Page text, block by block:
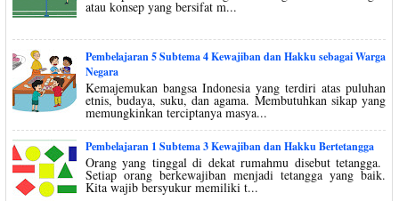
atau konsep yang bersifat m...
Pembelajaran 5 Subtema 4 Kewajiban dan Hakku sebagai Warga
Negara
Kemajemukan bangsa Indonesia yang terdiri atas puluhan
etnis, budaya, suku, dan agama. Membutuhkan sikap yang
memungkinkan terciptanya masya...
Pembelajaran 1 Subtema 3 Kewajiban dan Hakku Bertetangga
Orang yang tinggal di dekat rumahmu disebut tetangga.
Setiap orang berkewajiban menjadi tetangga yang baik.
Kita wajib bersyukur memiliki t...